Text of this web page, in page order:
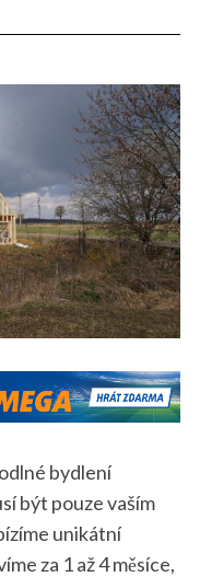
bydlení
být pouze vaším
unikátní
za 1 až 4 měsíce,